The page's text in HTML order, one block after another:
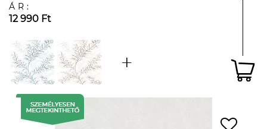
ÁR:
12 990 Ft